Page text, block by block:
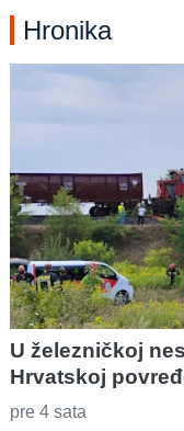
Hronika
U železničkoj
Hrvatskoj
pre 4 sata